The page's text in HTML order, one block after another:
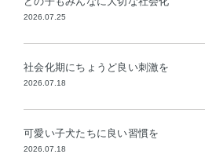
2026.07.25
社会化期にちょうど良い刺激を
2026.07.18
可愛い子犬たちに良い習慣を
2026.07.18